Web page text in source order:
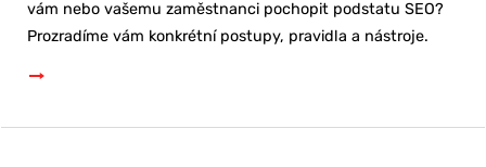
vám nebo vašemu zaměstnanci pochopit podstatu SEO?
Prozradíme vám konkrétní postupy, pravidla a nástroje.